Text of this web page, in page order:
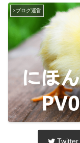
×ブログ運営
Twitter